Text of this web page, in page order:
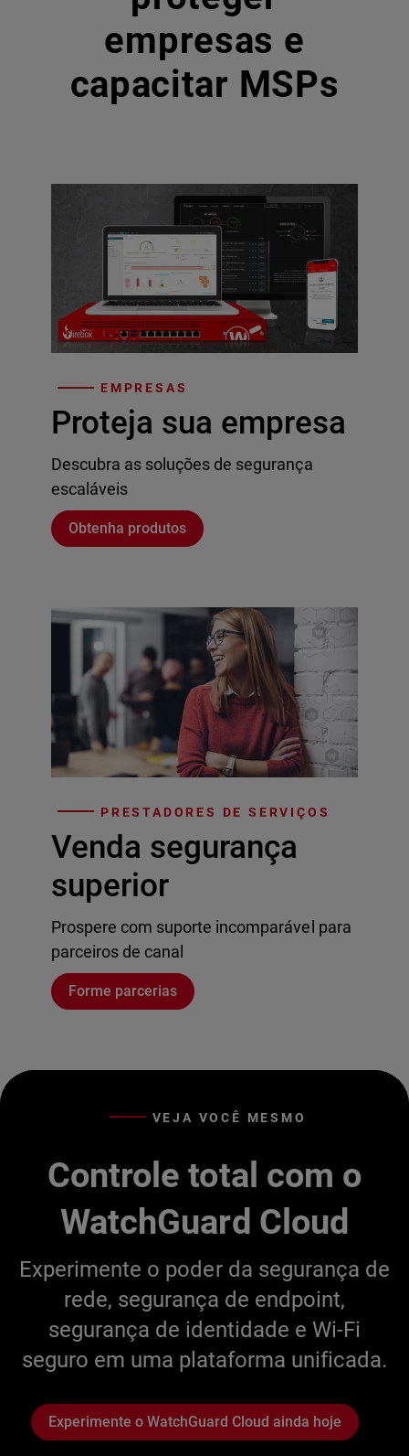
empresas e
capacitar MSPs
EMPRESAS
Proteja sua empresa
Descubra as soluções de segurança
escaláveis
Obtenha produtos
PRESTADORES DE SERVIÇOS
Venda segurança
superior
Prospere com suporte incomparável para
parceiros de canal
Forme parcerias
VEJA VOCÊ MESMO
Controle total com o
WatchGuard Cloud
Experimente o poder da segurança de
rede, segurança de endpoint,
segurança de identidade e Wi-Fi
seguro em uma plataforma unificada.
Experimente o WatchGuard Cloud ainda hoje